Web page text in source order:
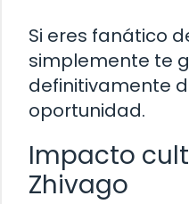
Si eres fanático
simplemente te
definitivamente
oportunidad.
Impacto
Zhivago